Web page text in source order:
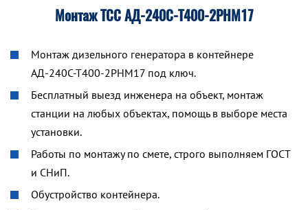
Монтаж ТСС АД-240С-Т400-2РНМ17
Монтаж дизельного генератора в контейнере
АД-240С-Т400-2РНМ17 под ключ.
Бесплатный выезд инженера на объект, монтаж
станции на любых объектах, помощь в выборе места
установки.
Работы по монтажу по смете, строго выполняем ГОСТ
и СНиП.
Обустройство контейнера.